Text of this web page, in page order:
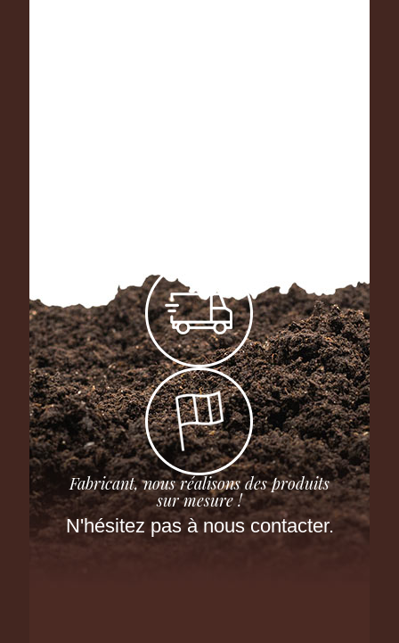
Fabricant, nous réalisons des produits
sur mesure !
N'hésitez pas à nous contacter.